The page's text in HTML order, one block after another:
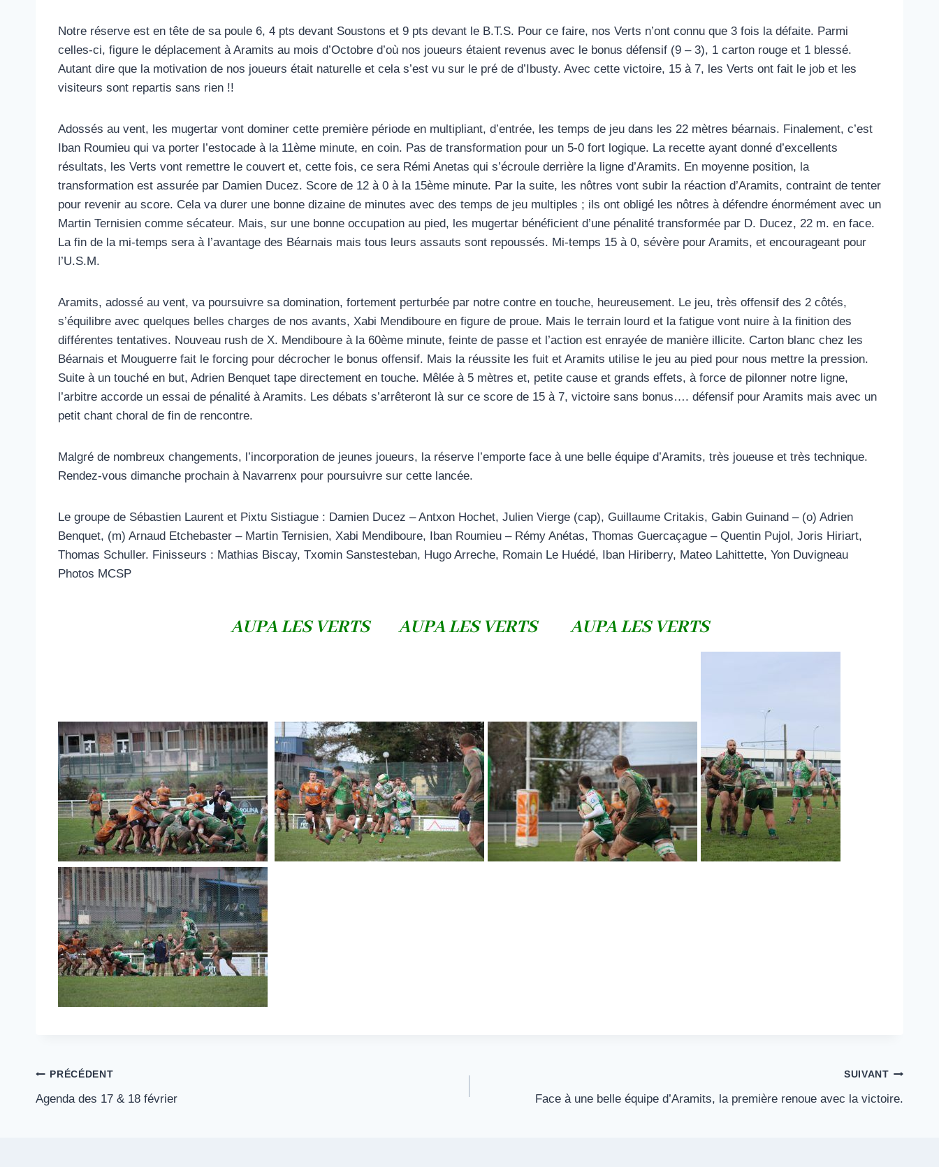
Notre réserve est en tête de sa poule 6, 4 pts devant Soustons et 9 pts devant le B.T.S. Pour ce faire, nos Verts n’ont connu que 3 fois la défaite. Parmi
celles-ci, figure le déplacement à Aramits au mois d’Octobre d’où nos joueurs étaient revenus avec le bonus défensif (9 – 3), 1 carton rouge et 1 blessé.
Autant dire que la motivation de nos joueurs était naturelle et cela s’est vu sur le pré de d’Ibusty. Avec cette victoire, 15 à 7, les Verts ont fait le job et les
visiteurs sont repartis sans rien !!
Adossés au vent, les mugertar vont dominer cette première période en multipliant, d’entrée, les temps de jeu dans les 22 mètres béarnais. Finalement, c’est
Iban Roumieu qui va porter l’estocade à la 11ème minute, en coin. Pas de transformation pour un 5-0 fort logique. La recette ayant donné d’excellents
résultats, les Verts vont remettre le couvert et, cette fois, ce sera Rémi Anetas qui s’écroule derrière la ligne d’Aramits. En moyenne position, la
transformation est assurée par Damien Ducez. Score de 12 à 0 à la 15ème minute. Par la suite, les nôtres vont subir la réaction d’Aramits, contraint de tenter
pour revenir au score. Cela va durer une bonne dizaine de minutes avec des temps de jeu multiples ; ils ont obligé les nôtres à défendre énormément avec un
Martin Ternisien comme sécateur. Mais, sur une bonne occupation au pied, les mugertar bénéficient d’une pénalité transformée par D. Ducez, 22 m. en face.
La fin de la mi-temps sera à l’avantage des Béarnais mais tous leurs assauts sont repoussés. Mi-temps 15 à 0, sévère pour Aramits, et encourageant pour
l’U.S.M.
Aramits, adossé au vent, va poursuivre sa domination, fortement perturbée par notre contre en touche, heureusement. Le jeu, très offensif des 2 côtés,
s’équilibre avec quelques belles charges de nos avants, Xabi Mendiboure en figure de proue. Mais le terrain lourd et la fatigue vont nuire à la finition des
différentes tentatives. Nouveau rush de X. Mendiboure à la 60ème minute, feinte de passe et l’action est enrayée de manière illicite. Carton blanc chez les
Béarnais et Mouguerre fait le forcing pour décrocher le bonus offensif. Mais la réussite les fuit et Aramits utilise le jeu au pied pour nous mettre la pression.
Suite à un touché en but, Adrien Benquet tape directement en touche. Mêlée à 5 mètres et, petite cause et grands effets, à force de pilonner notre ligne,
l’arbitre accorde un essai de pénalité à Aramits. Les débats s’arrêteront là sur ce score de 15 à 7, victoire sans bonus…. défensif pour Aramits mais avec un
petit chant choral de fin de rencontre.
Malgré de nombreux changements, l’incorporation de jeunes joueurs, la réserve l’emporte face à une belle équipe d’Aramits, très joueuse et très technique.
Rendez-vous dimanche prochain à Navarrenx pour poursuivre sur cette lancée.
Le groupe de Sébastien Laurent et Pixtu Sistiague : Damien Ducez – Antxon Hochet, Julien Vierge (cap), Guillaume Critakis, Gabin Guinand – (o) Adrien
Benquet, (m) Arnaud Etchebaster – Martin Ternisien, Xabi Mendiboure, Iban Roumieu – Rémy Anétas, Thomas Guercaçague – Quentin Pujol, Joris Hiriart,
Thomas Schuller. Finisseurs : Mathias Biscay, Txomin Sanstesteban, Hugo Arreche, Romain Le Huédé, Iban Hiriberry, Mateo Lahittette, Yon Duvigneau
Photos MCSP
AUPA LES VERTS AUPA LES VERTS AUPA LES VERTS
Navigation
de
PRÉCÉDENT
Agenda des 17 & 18 février
SUIVANT
Face à une belle équipe d’Aramits, la première renoue avec la victoire.